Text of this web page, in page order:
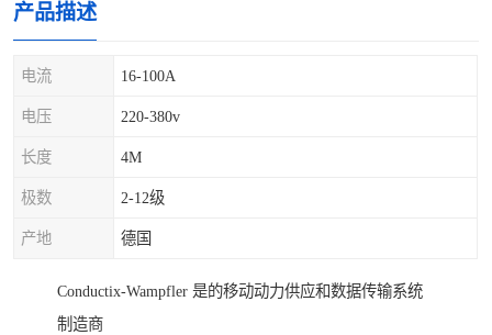
产品描述
电流 16-100A
电压 220-380v
长度 4M
极数 2-12级
产地 德国
Conductix-Wampfler 是的移动动力供应和数据传输系统
制造商